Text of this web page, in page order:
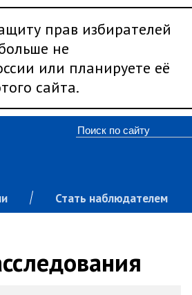
прав избирателей
не
или планируете её
сайта.
Стать наблюдателем